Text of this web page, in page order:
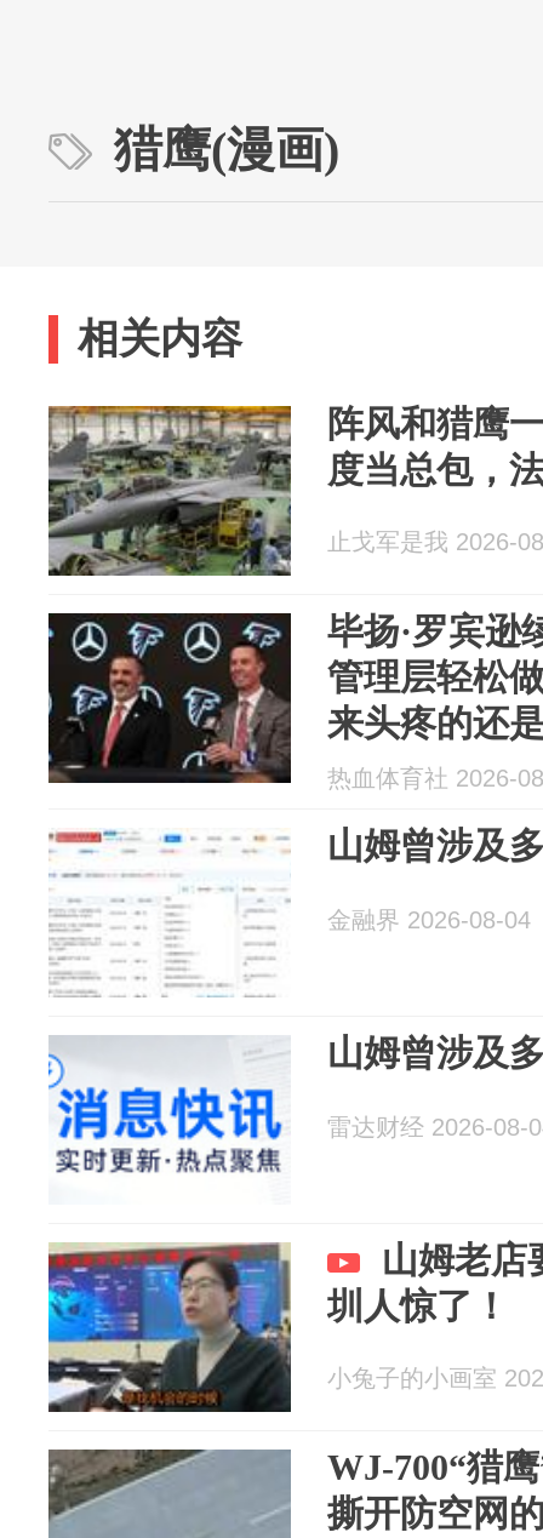
猎鹰(漫画)
相关内容
阵风和猎鹰
度当总包，
止戈军是我 2026-
毕扬·罗宾逊
管理层轻松
来头疼的还
热血体育社 2026-
山姆曾涉及
金融界 2026-08-04
山姆曾涉及
雷达财经 2026-08-
山姆老店
圳人惊了！
小兔子的小画室
WJ-700“猎
撕开防空网